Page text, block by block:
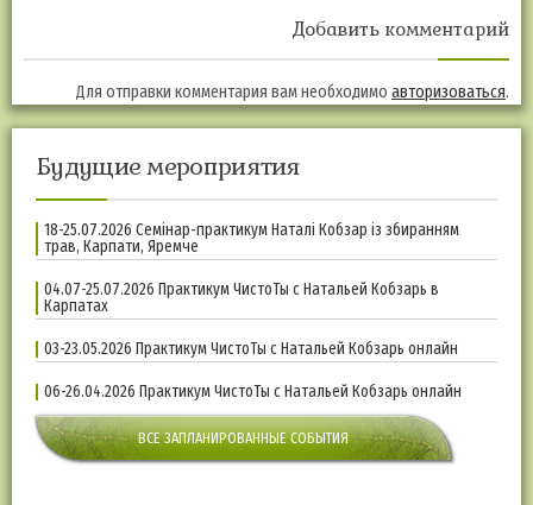
Добавить комментарий
Для отправки комментария вам необходимо авторизоваться.
Будущие мероприятия
18-25.07.2026 Семінар-практикум Наталі Кобзар із збиранням
трав, Карпати, Яремче
04.07-25.07.2026 Практикум ЧистоТы с Натальей Кобзарь в
Карпатах
03-23.05.2026 Практикум ЧистоТы с Натальей Кобзарь онлайн
06-26.04.2026 Практикум ЧистоТы с Натальей Кобзарь онлайн
ВСЕ ЗАПЛАНИРОВАННЫЕ СОБЫТИЯ